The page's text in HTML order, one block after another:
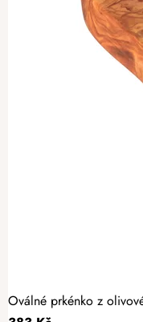
Oválné prkénko z